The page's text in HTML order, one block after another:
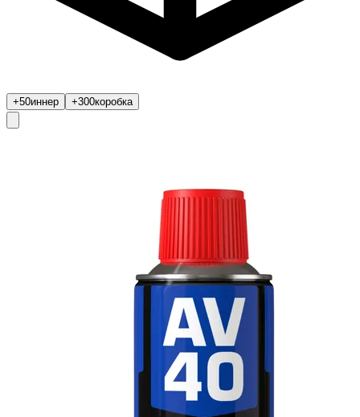
+50иннер +300коробка